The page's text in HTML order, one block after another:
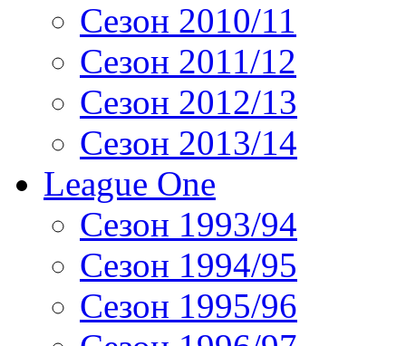
Сезон 2010/11
Сезон 2011/12
Сезон 2012/13
Сезон 2013/14
League One
Сезон 1993/94
Сезон 1994/95
Сезон 1995/96